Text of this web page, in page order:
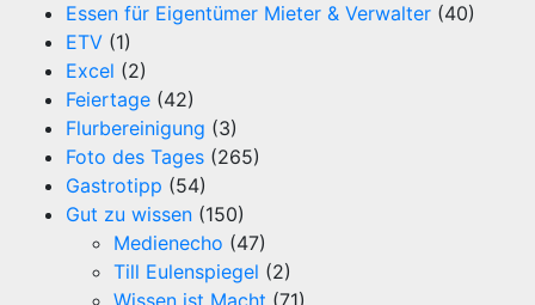
Essen für Eigentümer Mieter & Verwalter (40)
ETV (1)
Excel (2)
Feiertage (42)
Flurbereinigung (3)
Foto des Tages (265)
Gastrotipp (54)
Gut zu wissen (150)
Medienecho (47)
Till Eulenspiegel (2)
Wissen ist Macht (71)